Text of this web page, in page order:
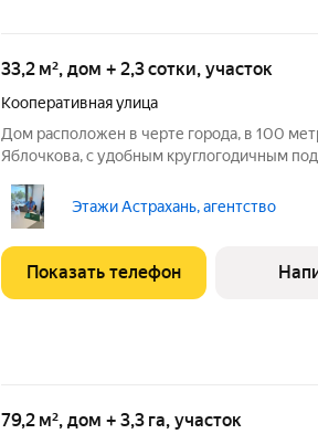
33,2 м², дом + 2,3 сотки, участок
Кооперативная улица
Дом расположен в черте города, в 100
Яблочкова, с удобным круглогодичным
школы и детские сады все рядом. Это
пригодный для
Этажи Астрахань, агентство
Показать телефон
79,2 м², дом + 3,3 га, участок